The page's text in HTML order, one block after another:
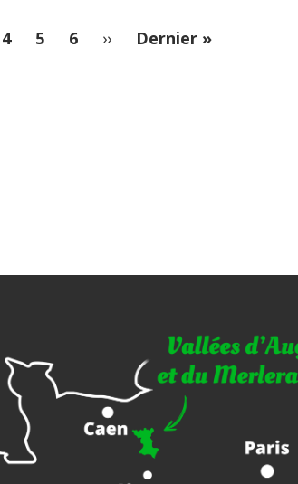
Page
4 Page
5 Page
6
Page
››
Dernière
Dernier »